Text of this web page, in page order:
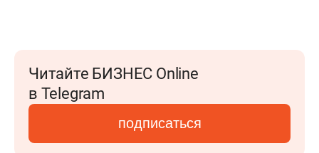
Читайте БИЗНЕС Online
в Telegram
подписаться